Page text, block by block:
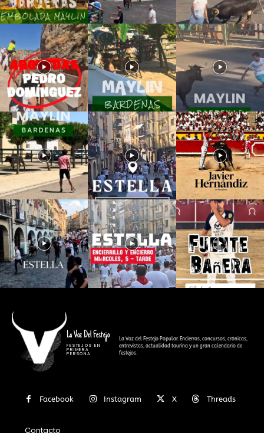
La Voz Del Festejo
FESTEJOS EN
PRIMERA
PERSONA
La Voz del Festejo Popular. Encierros, concursos, crónicas,
entrevistas, actualidad taurina y un gran calendario de
festejos.
Facebook Instagram X Threads
Contacto